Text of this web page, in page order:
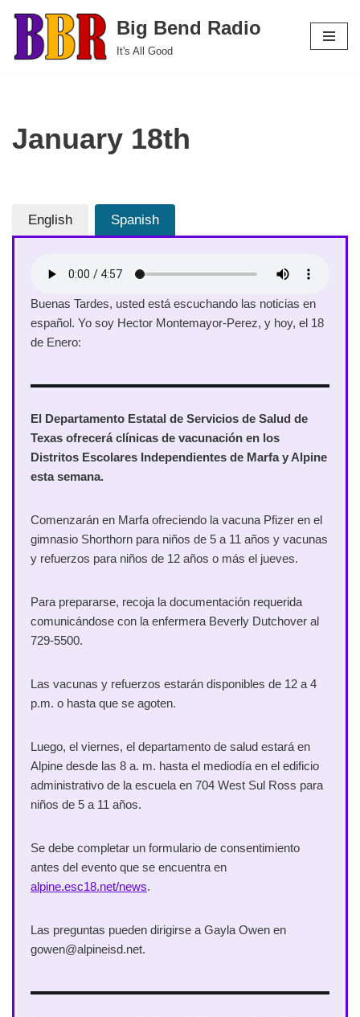
Skip
to
Big Bend Radio
It's All Good
January 18th
English Spanish
Buenas Tardes, usted está escuchando las noticias en
español. Yo soy Hector Montemayor-Perez, y hoy, el 18
de Enero:
El Departamento Estatal de Servicios de Salud de
Texas ofrecerá clínicas de vacunación en los
Distritos Escolares Independientes de Marfa y Alpine
esta semana.
Comenzarán en Marfa ofreciendo la vacuna Pfizer en el
gimnasio Shorthorn para niños de 5 a 11 años y vacunas
y refuerzos para niños de 12 años o más el jueves.
Para prepararse, recoja la documentación requerida
comunicándose con la enfermera Beverly Dutchover al
729-5500.
Las vacunas y refuerzos estarán disponibles de 12 a 4
p.m. o hasta que se agoten.
Luego, el viernes, el departamento de salud estará en
Alpine desde las 8 a. m. hasta el mediodía en el edificio
administrativo de la escuela en 704 West Sul Ross para
niños de 5 a 11 años.
Se debe completar un formulario de consentimiento
antes del evento que se encuentra en
alpine.esc18.net/news.
Las preguntas pueden dirigirse a Gayla Owen en
gowen@alpineisd.net.